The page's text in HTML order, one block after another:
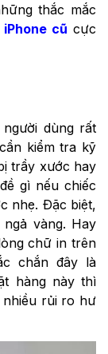
thắc mắc
cũ cực
dùng rất
kiểm tra kỹ
trầy xước hay
gì nếu chiếc
nhẹ. Đặc biệt,
vàng. Hay
chữ in trên
chắn đây là
hàng này thì
nhiều rủi ro hư